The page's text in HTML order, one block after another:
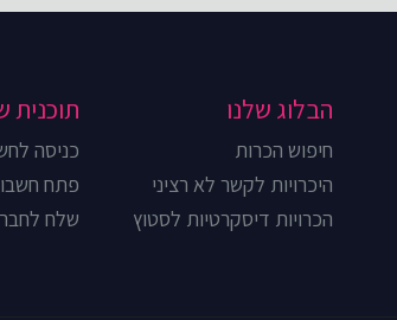
הבלוג שלנו
חיפוש הכרות
היכרויות לקשר לא רציני
הכרויות דיסקרטיות לסטוץ
תוכנית
כניסה
פתח
שלח לחבר